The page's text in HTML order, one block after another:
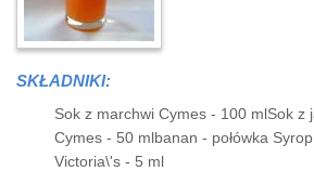
SKŁADNIKI:
Sok z marchwi Cymes - 100 mlSok z
Cymes - 50 mlbanan - połówka
Victoria\'s - 5 ml